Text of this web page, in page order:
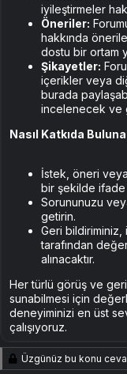
iyileştirmeler
Öneriler:
hakkında
dostu bir ortam
Şikayetler:
içerikler veya
burada
incelenecek ve
Nasıl Katkıda
İstek, öneri
bir şekilde ifade
Sorununuzu
getirin.
Geri
tarafından
alınacaktır.
Her türlü görüş ve
sunabilmesi için
deneyiminizi en üst
çalışıyoruz.
Üzgünüz bu konu